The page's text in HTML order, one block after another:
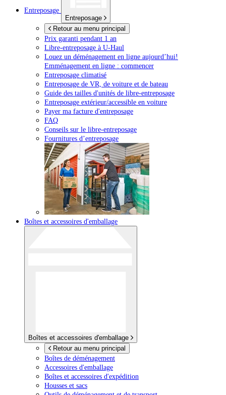
Entreposage
Entreposage
Retour au menu principal
Prix garanti pendant 1 an
Libre-entreposage à U-Haul
Louez un déménagement en ligne aujourd’hui!
Emménagement en ligne : commencer
Entreposage climatisé
Entreposage de VR, de voiture et de bateau
Guide des tailles d'unités de libre-entreposage
Entreposage extérieur/accessible en voiture
Payer ma facture d'entreposage
FAQ
Conseils sur le libre-entreposage
Fournitures d’entreposage
Boîtes et accessoires d'emballage
Boîtes et accessoires d'emballage
Retour au menu principal
Boîtes de déménagement
Accessoires d'emballage
Boîtes et accessoires d'expédition
Housses et sacs